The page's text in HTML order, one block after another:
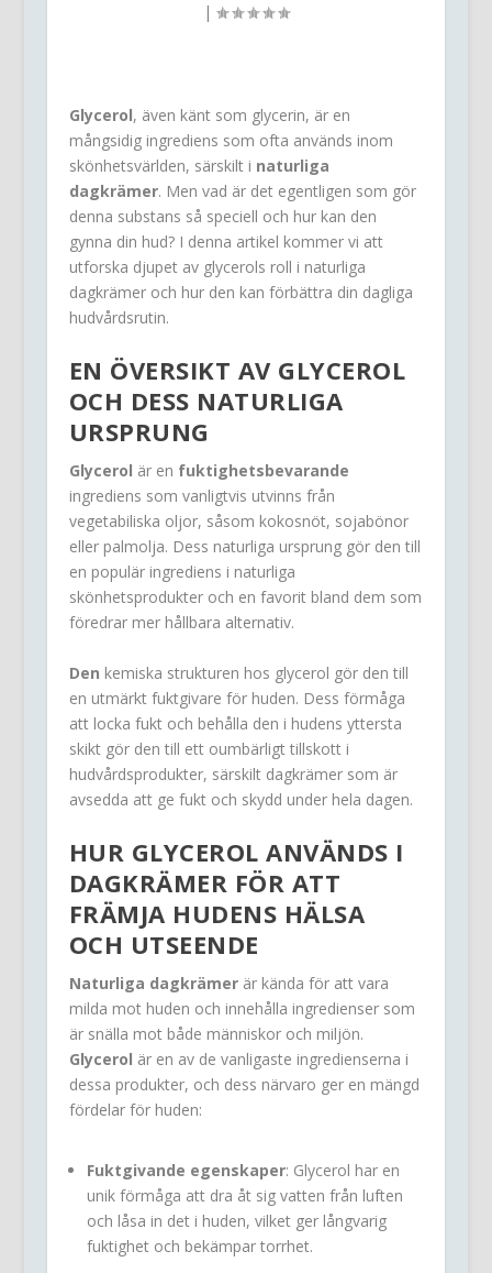
|
Glycerol, även känt som glycerin, är en
mångsidig ingrediens som ofta används inom
skönhetsvärlden, särskilt i naturliga
dagkrämer. Men vad är det egentligen som gör
denna substans så speciell och hur kan den
gynna din hud? I denna artikel kommer vi att
utforska djupet av glycerols roll i naturliga
dagkrämer och hur den kan förbättra din dagliga
hudvårdsrutin.
EN ÖVERSIKT AV GLYCEROL
OCH DESS NATURLIGA
URSPRUNG
Glycerol är en fuktighetsbevarande
ingrediens som vanligtvis utvinns från
vegetabiliska oljor, såsom kokosnöt, sojabönor
eller palmolja. Dess naturliga ursprung gör den till
en populär ingrediens i naturliga
skönhetsprodukter och en favorit bland dem som
föredrar mer hållbara alternativ.
Den kemiska strukturen hos glycerol gör den till
en utmärkt fuktgivare för huden. Dess förmåga
att locka fukt och behålla den i hudens yttersta
skikt gör den till ett oumbärligt tillskott i
hudvårdsprodukter, särskilt dagkrämer som är
avsedda att ge fukt och skydd under hela dagen.
HUR GLYCEROL ANVÄNDS I
DAGKRÄMER FÖR ATT
FRÄMJA HUDENS HÄLSA
OCH UTSEENDE
Naturliga dagkrämerär kända för att vara
milda mot huden och innehålla ingredienser som
är snälla mot både människor och miljön.
Glycerol är en av de vanligaste ingredienserna i
dessa produkter, och dess närvaro ger en mängd
fördelar för huden:
Fuktgivande egenskaper: Glycerol har en
unik förmåga att dra åt sig vatten från luften
och låsa in det i huden, vilket ger långvarig
fuktighet och bekämpar torrhet.